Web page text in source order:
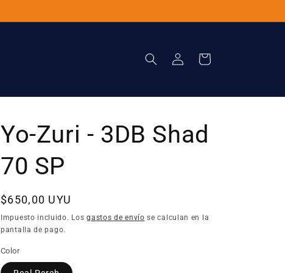
Iniciar
sesión
Carrito
Yo-Zuri - 3DB Shad
70 SP
Precio
habitual
$650,00 UYU
Impuesto incluido. Losgastos de envío se calculan en la
pantalla de pago.
Color